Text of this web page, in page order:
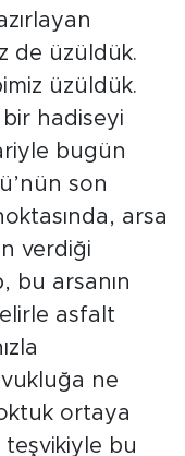
de üzüldük.
üzüldük.
hadiseyi
bugün
son
arsa
verdiği
bu arsanın
asfalt
ne
ortaya
teşvikiyle bu